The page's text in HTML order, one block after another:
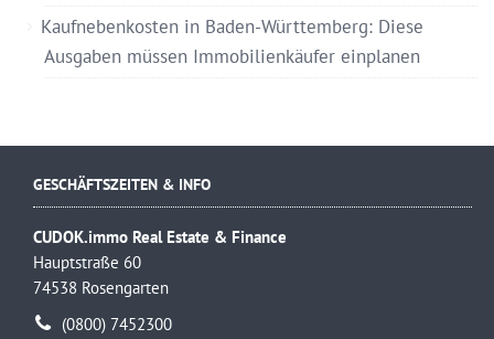
Kaufnebenkosten in Baden-Württemberg: Diese
Ausgaben müssen Immobilienkäufer einplanen
GESCHÄFTSZEITEN & INFO
CUDOK.immo Real Estate & Finance
Hauptstraße 60
74538 Rosengarten
(0800) 7452300